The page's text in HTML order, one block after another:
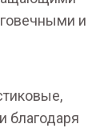
и
благодаря